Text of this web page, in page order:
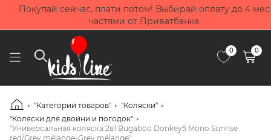
Покупай сейчас, плати потом! Выбирай оплату до 4 мес
частями от Приватбанка
0 0
"Категории товаров"
"Коляски"
"Коляски для двойни и погодок"
"Универсальная коляска 2в1 Bugaboo Donkey5 Mono Sunrise
red/Grey mélange-Grey mélange"